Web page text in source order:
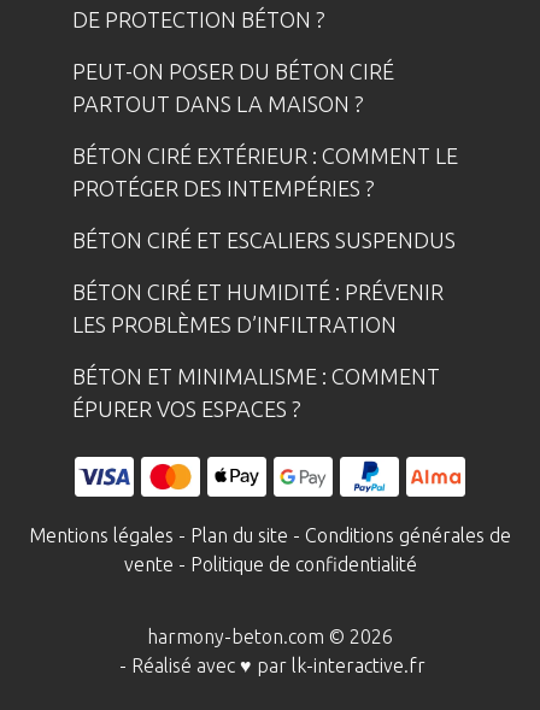
DE PROTECTION BÉTON ?
PEUT-ON POSER DU BÉTON CIRÉ
PARTOUT DANS LA MAISON ?
BÉTON CIRÉ EXTÉRIEUR : COMMENT LE
PROTÉGER DES INTEMPÉRIES ?
BÉTON CIRÉ ET ESCALIERS SUSPENDUS
BÉTON CIRÉ ET HUMIDITÉ : PRÉVENIR
LES PROBLÈMES D’INFILTRATION
BÉTON ET MINIMALISME : COMMENT
ÉPURER VOS ESPACES ?
Mentions légales - Plan du site - Conditions générales de
vente - Politique de confidentialité
harmony-beton.com © 2026
- Réalisé avec ♥ par lk-interactive.fr